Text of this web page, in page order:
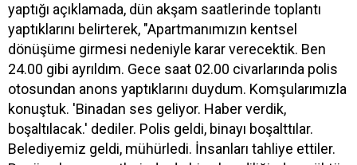
yaptığı açıklamada, dün akşam saatlerinde toplantı
yaptıklarını belirterek, "Apartmanımızın kentsel
dönüşüme girmesi nedeniyle karar verecektik. Ben
24.00 gibi ayrıldım. Gece saat 02.00 civarlarında polis
otosundan anons yaptıklarını duydum. Komşularımızla
konuştuk. 'Binadan ses geliyor. Haber verdik,
boşaltılacak.' dediler. Polis geldi, binayı boşalttılar.
Belediyemiz geldi, mühürledi. İnsanları tahliye ettiler.